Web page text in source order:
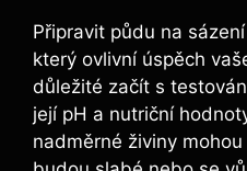
Připravit půdu na
který ovlivní úspěch
důležité začít s
její pH a nutriční
nadměrné živiny